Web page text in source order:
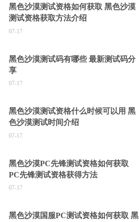
黑色沙漠测试资格如何获取 黑色沙漠
测试资格获取方法介绍
07-17
黑色沙漠测试码有哪些 最新测试码分
享
07-17
黑色沙漠测试资格什么时候可以用 黑
色沙漠测试时间介绍
07-17
黑色沙漠PC先锋测试资格如何获取
PC先锋测试资格获得方法
07-17
黑色沙漠国服PC测试资格如何获取 黑